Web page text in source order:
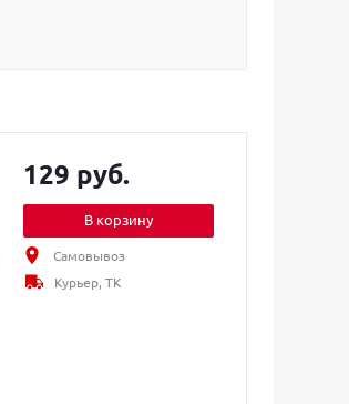
129 руб.
В корзину
Самовывоз
Курьер, ТК